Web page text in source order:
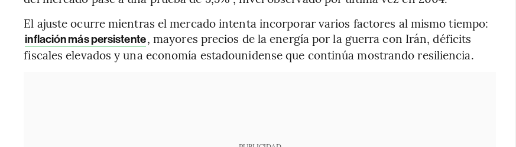
El ajuste ocurre mientras el mercado intenta incorporar varios factores al mismo tiempo:
inflación más persistente, mayores precios de la energía por la guerra con Irán, déficits
fiscales elevados y una economía estadounidense que continúa mostrando resiliencia.